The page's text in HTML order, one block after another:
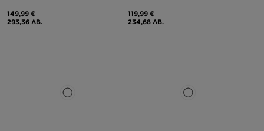
149,99 €
293,36 ЛВ.
119,99 €
234,68 ЛВ.